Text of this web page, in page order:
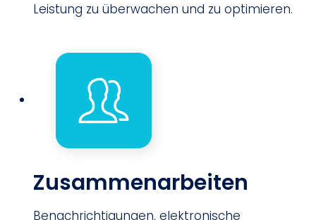
Leistung zu überwachen und zu optimieren.
Zusammenarbeiten
Benachrichtigungen, elektronische